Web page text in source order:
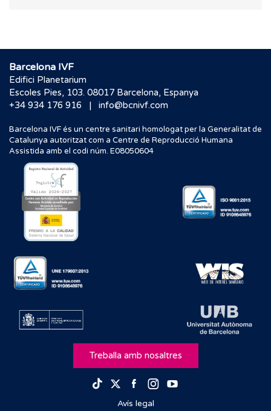
Barcelona IVF
Edifici Planetarium
Escoles Pies, 103. 08017 Barcelona, Espanya
+34 934 176 916
| info@bcnivf.com
Barcelona IVF és un centre sanitari homologat per la Generalitat de
Catalunya autoritzat com a Centre de Reproducció Humana
Assistida amb el codi núm. E08050604
Treballa amb nosaltres
TikTokTwitterFacebook
Instagram
Avís legal